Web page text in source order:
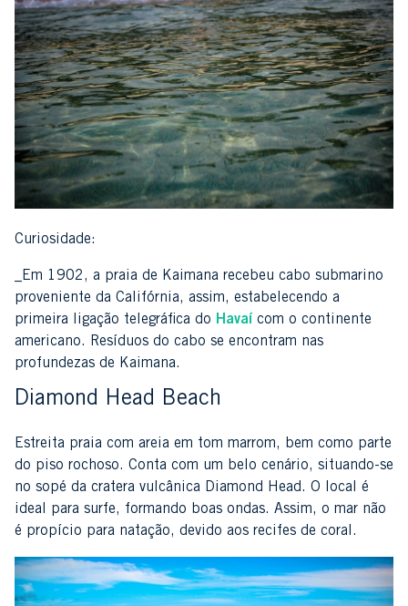
Curiosidade:
_Em 1902, a praia de Kaimana recebeu cabo submarino
proveniente da Califórnia, assim, estabelecendo a
primeira ligação telegráfica do Havaí com o continente
americano. Resíduos do cabo se encontram nas
profundezas de Kaimana.
Diamond Head Beach
Estreita praia com areia em tom marrom, bem como parte
do piso rochoso. Conta com um belo cenário, situando-se
no sopé da cratera vulcânica Diamond Head. O local é
ideal para surfe, formando boas ondas. Assim, o mar não
é propício para natação, devido aos recifes de coral.